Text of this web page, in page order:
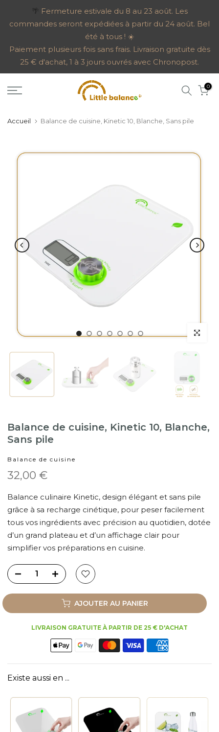
au
🌴 Fermeture estivale du 8 au 23 août. Les
commandes seront expédiées à partir du 24 août. Bel
été à tous ! ☀️
Paiement plusieurs fois sans frais. Livraison gratuite dès
25 € d'achat, 1 à 3 jours ouvrés avec Chronopost.
0
Accueil Balance de cuisine, Kinetic 10, Blanche, Sans pile
Balance de cuisine, Kinetic 10, Blanche,
Sans pile
Balance de cuisine
32,00 €
Balance culinaire Kinetic, design élégant et sans pile
grâce à sa recharge cinétique, pour peser facilement
tous vos ingrédients avec précision au quotidien, dotée
d’un grand plateau et d’un affichage clair pour
simplifier vos préparations en cuisine.
AJOUTER AU PANIER
LIVRAISON GRATUITE À PARTIR DE 25 € D'ACHAT
Existe aussi en ...